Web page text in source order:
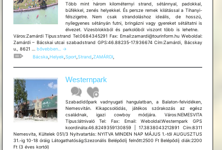
Több mint három kilométernyi strand, sétánnyal, padokkal,
büfékkel, zenés helyekkel. És persze remek kilátással a Tihanyi-
félszigetre. Nem csak strandoláshoz ideális, de hosszú,
nyílegyenes sétányán futni, bringázni vagy gyereket sétáltatni is
élvezet. Vizesblokkból és parkolóból viszont több is lehetne.
Város:Zamárdi Típus:strand Tel:0684345291 Fax: Email:zamardi@tourinform.hu Weboldal:
Zamárdi – Bácskai utcai szabadstrand GPS:46.88235-17.936674 Cím:Zamárdi, Bácskay
u., 8621 … Zamárdi
–
Bácskai
utcai
bővebben...
→
Bácska,Helyek,Sport,Strand,ZAMÁRDI,
Westernpark
Szabadidőpark vadnyugati hangulatban, a Balaton-felvidéken,
Nemesvitán. Kikapcsolódás, játékos szórakozás az egész
családnak, igazi cowboy módjára. Város:NEMESVITA
Típus:látnivaló Tel: Fax: Email: Weboldal:Westernpark GPS
koordináta:46.8249359130859 | 17.3838043212891 Cím:8311
Nemesvita, Kültelek 051/3 Nyitvatartás: NYITVA MINDEN NAP MÁJUS 1.-től AUGUSZTUS
31.-ig 10-18 óráig Látogathatóság:Szezonális Belépődíj felnőtt:2500 Ft Belépődíj diák:2200
Ft (3 éves kortól)